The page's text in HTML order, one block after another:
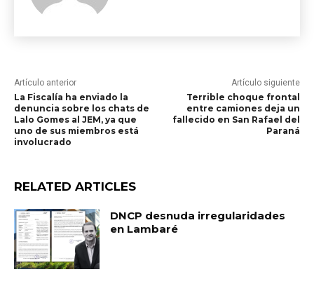
Artículo anterior
La Fiscalía ha enviado la
denuncia sobre los chats de
Lalo Gomes al JEM, ya que
uno de sus miembros está
involucrado
Artículo siguiente
Terrible choque frontal
entre camiones deja un
fallecido en San Rafael del
Paraná
RELATED ARTICLES
DNCP desnuda irregularidades
en Lambaré